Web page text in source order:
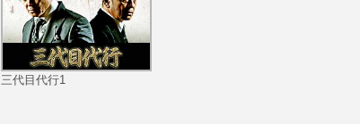
第13回 事件の新展開
三代目代行1